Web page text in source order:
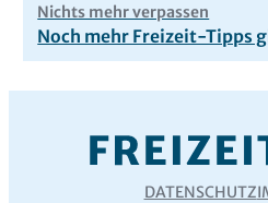
Nichts mehr verpassen
Noch mehr Freizeit-Tipps
DATENSCHUTZ